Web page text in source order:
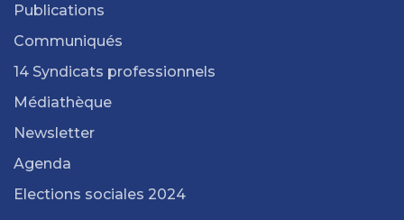
Publications
Communiqués
14 Syndicats professionnels
Médiathèque
Newsletter
Agenda
Elections sociales 2024